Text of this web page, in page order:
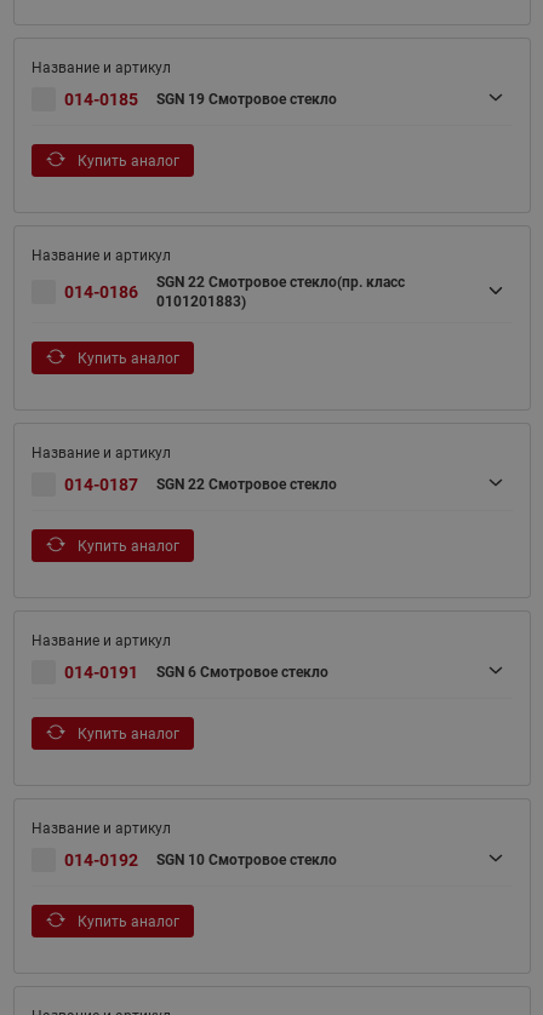
014-0185 SGN 19 Смотровое стекло
Купить аналог
014-0186
SGN 22 Смотровое стекло(пр. класс
0101201883)
Купить аналог
014-0187 SGN 22 Смотровое стекло
Купить аналог
014-0191 SGN 6 Смотровое стекло
Купить аналог
014-0192 SGN 10 Смотровое стекло
Купить аналог